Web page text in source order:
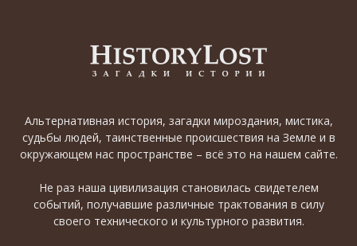
Альтернативная история, загадки мироздания, мистика,
судьбы людей, таинственные происшествия на Земле и в
окружающем нас пространстве – всё это на нашем сайте.
Не раз наша цивилизация становилась свидетелем
событий, получавшие различные трактования в силу
своего технического и культурного развития.